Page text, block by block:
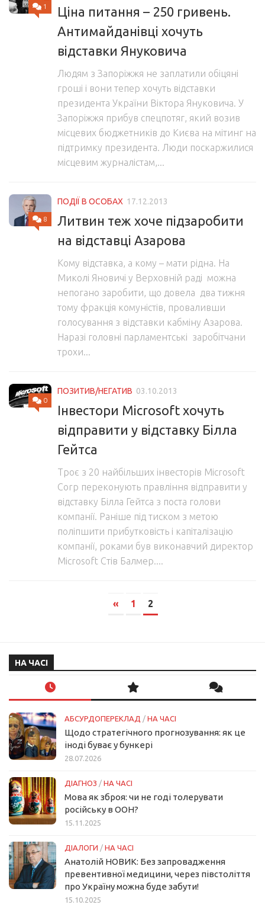
1
Ціна питання – 250 гривень.
Антимайданівці хочуть
відставки Януковича
Людям з Запоріжжя не заплатили обіцяні
гроші і вони тепер хочуть відставки
президента України Віктора Януковича. У
Запоріжжя прибув спецпотяг, який возив
місцевих бюджетників до Києва на мітинг на
підтримку президента. Люди поскаржилися
місцевим журналістам,...
8
ПОДІЇ В ОСОБАХ 17.12.2013
Литвин теж хоче підзаробити
на відставці Азарова
Кому відставка, а кому – мати рідна. На
Миколі Яновичі у Верховній раді можна
непогано заробити, що довела два тижня
тому фракція комуністів, проваливши
голосування з відставки кабміну Азарова.
Наразі головні парламентські заробітчани
трохи...
0
ПОЗИТИВ/НЕГАТИВ 03.10.2013
Інвестори Microsoft хочуть
відправити у відставку Білла
Гейтса
Троє з 20 найбільших інвесторів Microsoft
Corp переконують правління відправити у
відставку Білла Гейтса з поста голови
компанії. Раніше під тиском з метою
поліпшити прибутковість і капіталізацію
компанії, роками був виконавчий директор
Microsoft Cтів Балмер....
« 1 2
НА ЧАСІ
АБСУРДОПЕРЕКЛАД / НА ЧАСІ
Щодо стратегічного прогнозування: як це
іноді буває у бункері
28.07.2026
ДІАГНОЗ / НА ЧАСІ
Мова як зброя: чи не годі толерувати
російську в ООН?
15.11.2025
ДІАЛОГИ / НА ЧАСІ
Анатолій НОВИК: Без запровадження
превентивної медицини, через півстоліття
про Україну можна буде забути!
15.10.2025